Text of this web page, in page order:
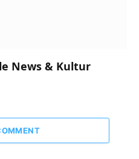
News & Kultur